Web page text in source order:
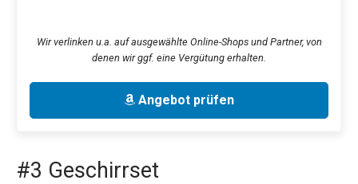
Wir verlinken u.a. auf ausgewählte Online-Shops und Partner, von
denen wir ggf. eine Vergütung erhalten.
Angebot prüfen
#3 Geschirrset